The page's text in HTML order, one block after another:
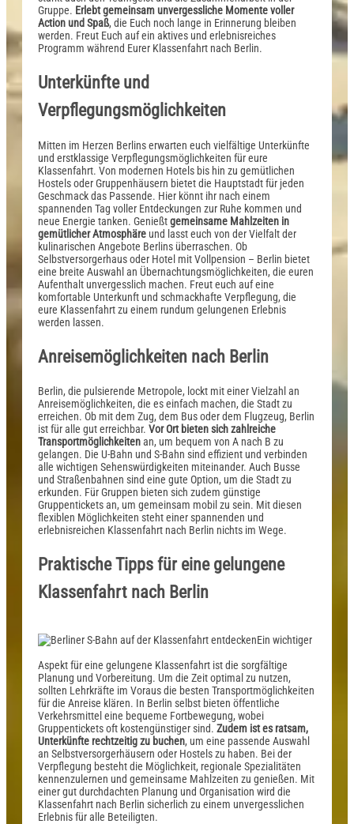
Gruppe. Erlebt gemeinsam unvergessliche Momente voller
Action und Spaß, die Euch noch lange in Erinnerung bleiben
werden. Freut Euch auf ein aktives und erlebnisreiches
Programm während Eurer Klassenfahrt nach Berlin.
Unterkünfte und
Verpflegungsmöglichkeiten
Mitten im Herzen Berlins erwarten euch vielfältige Unterkünfte
und erstklassige Verpflegungsmöglichkeiten für eure
Klassenfahrt. Von modernen Hotels bis hin zu gemütlichen
Hostels oder Gruppenhäusern bietet die Hauptstadt für jeden
Geschmack das Passende. Hier könnt ihr nach einem
spannenden Tag voller Entdeckungen zur Ruhe kommen und
neue Energie tanken. Genießtgemeinsame Mahlzeiten in
gemütlicher Atmosphäre und lasst euch von der Vielfalt der
kulinarischen Angebote Berlins überraschen. Ob
Selbstversorgerhaus oder Hotel mit Vollpension – Berlin bietet
eine breite Auswahl an Übernachtungsmöglichkeiten, die euren
Aufenthalt unvergesslich machen. Freut euch auf eine
komfortable Unterkunft und schmackhafte Verpflegung, die
eure Klassenfahrt zu einem rundum gelungenen Erlebnis
werden lassen.
Anreisemöglichkeiten nach Berlin
Berlin, die pulsierende Metropole, lockt mit einer Vielzahl an
Anreisemöglichkeiten, die es einfach machen, die Stadt zu
erreichen. Ob mit dem Zug, dem Bus oder dem Flugzeug, Berlin
ist für alle gut erreichbar. Vor Ort bieten sich zahlreiche
Transportmöglichkeitenan, um bequem von A nach B zu
gelangen. Die U-Bahn und S-Bahn sind effizient und verbinden
alle wichtigen Sehenswürdigkeiten miteinander. Auch Busse
und Straßenbahnen sind eine gute Option, um die Stadt zu
erkunden. Für Gruppen bieten sich zudem günstige
Gruppentickets an, um gemeinsam mobil zu sein. Mit diesen
flexiblen Möglichkeiten steht einer spannenden und
erlebnisreichen Klassenfahrt nach Berlin nichts im Wege.
Praktische Tipps für eine gelungene
Klassenfahrt nach Berlin
Ein wichtiger
Aspekt für eine gelungene Klassenfahrt ist die sorgfältige
Planung und Vorbereitung. Um die Zeit optimal zu nutzen,
sollten Lehrkräfte im Voraus die besten Transportmöglichkeiten
für die Anreise klären. In Berlin selbst bieten öffentliche
Verkehrsmittel eine bequeme Fortbewegung, wobei
Gruppentickets oft kostengünstiger sind. Zudem ist es ratsam,
Unterkünfte rechtzeitig zu buchen, um eine passende Auswahl
an Selbstversorgerhäusern oder Hostels zu haben. Bei der
Verpflegung besteht die Möglichkeit, regionale Spezialitäten
kennenzulernen und gemeinsame Mahlzeiten zu genießen. Mit
einer gut durchdachten Planung und Organisation wird die
Klassenfahrt nach Berlin sicherlich zu einem unvergesslichen
Erlebnis für alle Beteiligten.